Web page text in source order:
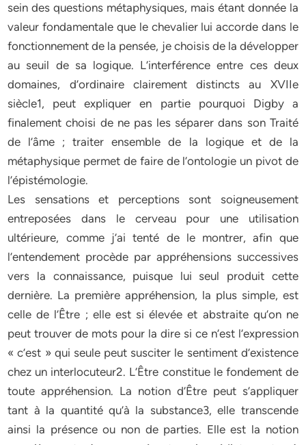
sein des questions métaphysiques, mais étant donnée la
valeur fondamentale que le chevalier lui accorde dans le
fonctionnement de la pensée, je choisis de la développer
au seuil de sa logique. L’interférence entre ces deux
domaines, d’ordinaire clairement distincts au XVIIe
siècle1, peut expliquer en partie pourquoi Digby a
finalement choisi de ne pas les séparer dans son Traité
de l’âme ; traiter ensemble de la logique et de la
métaphysique permet de faire de l’ontologie un pivot de
l’épistémologie.
Les sensations et perceptions sont soigneusement
entreposées dans le cerveau pour une utilisation
ultérieure, comme j’ai tenté de le montrer, afin que
l’entendement procède par appréhensions successives
vers la connaissance, puisque lui seul produit cette
dernière. La première appréhension, la plus simple, est
celle de l’Être ; elle est si élevée et abstraite qu’on ne
peut trouver de mots pour la dire si ce n’est l’expression
« c’est » qui seule peut susciter le sentiment d’existence
chez un interlocuteur2. L’Être constitue le fondement de
toute appréhension. La notion d’Être peut s’appliquer
tant à la quantité qu’à la substance3, elle transcende
ainsi la présence ou non de parties. Elle est la notion